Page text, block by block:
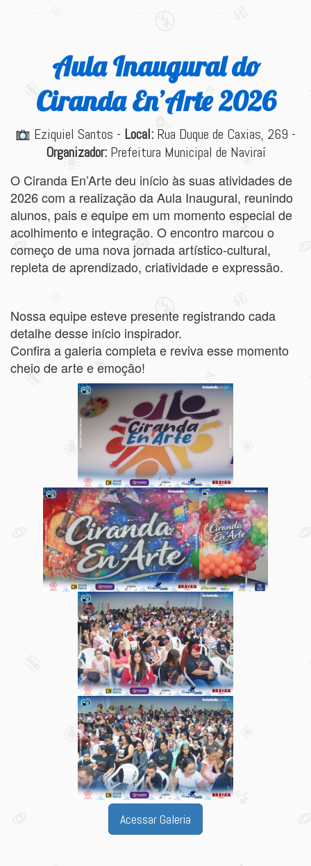
Aula Inaugural do
Ciranda En’Arte 2026
Eziquiel Santos - Local: Rua Duque de Caxias, 269 -
Organizador:Prefeitura Municipal de Naviraí
O Ciranda En’Artedeu início às suas atividades de
2026 com a realização da Aula Inaugural, reunindo
alunos, pais e equipe em um momento especial de
acolhimento e integração. O encontro marcou o
começo de uma nova jornada artístico-cultural,
repleta de aprendizado, criatividade e expressão.
Nossa equipe esteve presente registrando cada
detalhe desse início inspirador.
Confira a galeria completa e reviva esse momento
cheio de arte e emoção!
Acessar Galeria